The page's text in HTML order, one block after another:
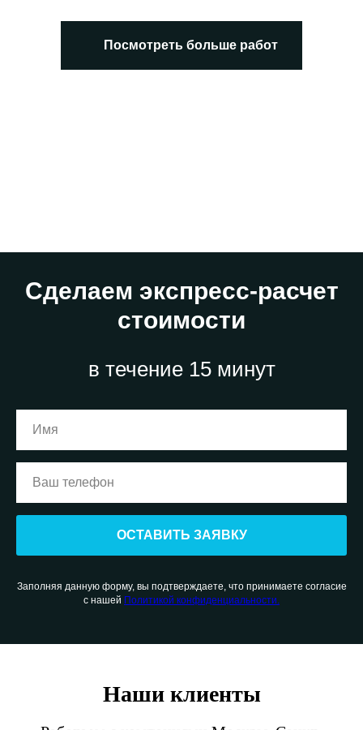
Посмотреть больше работ
Сделаем экспресс-расчет
стоимости
в течение 15 минут
ОСТАВИТЬ ЗАЯВКУ
Заполняя данную форму, вы подтверждаете, что принимаете согласие
с нашей Политикой конфиденциальности.
Наши клиенты